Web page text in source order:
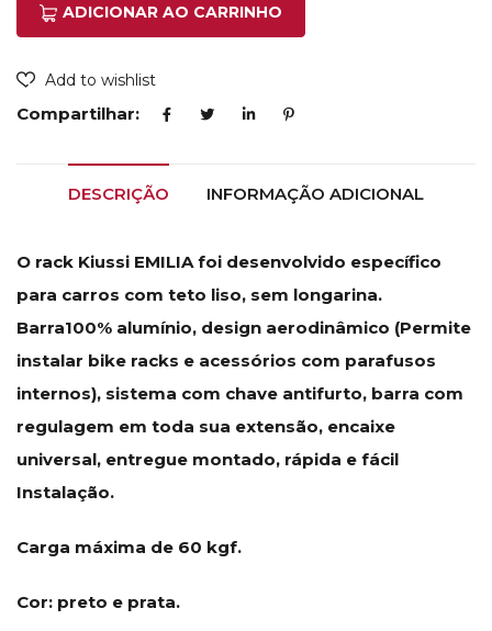
ADICIONAR AO CARRINHO
Add to wishlist
Compartilhar:
DESCRIÇÃO INFORMAÇÃO ADICIONAL
O rack Kiussi EMILIA foi desenvolvido específico
para carros com teto liso, sem longarina.
Barra100% alumínio, design aerodinâmico (Permite
instalar bike racks e acessórios com parafusos
internos), sistema com chave antifurto, barra com
regulagem em toda sua extensão, encaixe
universal, entregue montado, rápida e fácil
Instalação.
Carga máxima de 60 kgf.
Cor: preto e prata.